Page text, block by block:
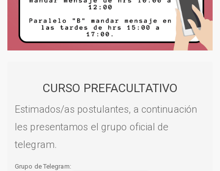
CURSO PREFACULTATIVO
Estimados/as postulantes, a continuación
les presentamos el grupo oficial de
telegram.
Grupo de Telegram: